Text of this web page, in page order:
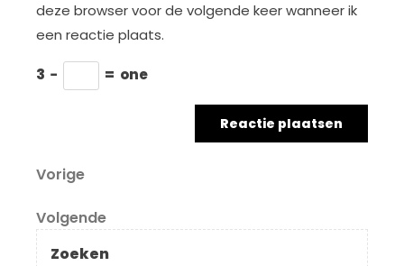
deze browser voor de volgende keer wanneer ik
een reactie plaats.
3 − = one
Berichtnavigatie
Vorig
Vorige
Volgend
bericht
Volgende
Zoeken